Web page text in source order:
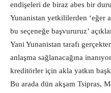
endişeleri de biraz abes bir
Yunanistan yetkililerden ‘eğer
bu seçeneğe başvururuz’
Yani Yunanistan tarafı
anlaşma sağlanacağına
kreditörler için akla yatkın
Bu arada dün akşam Tsipras,